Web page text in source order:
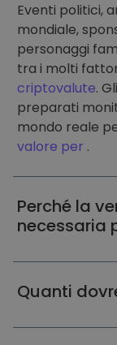
Eventi politici,
mondiale,
personaggi
tra i molti
criptovalute.
preparati
mondo reale
valore per .
Perché la
necessaria
Quanti